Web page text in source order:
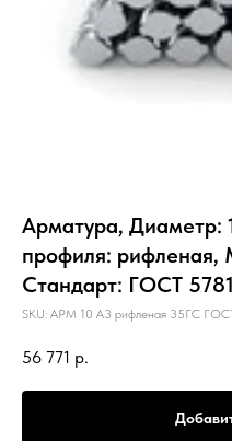
Арматура, Диаметр:
профиля: рифленая,
Стандарт: ГОСТ
SKU: АРМ 10 А3 рифленая 35ГС
56 771 р.